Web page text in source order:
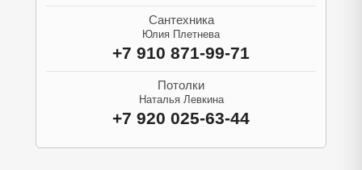
Сантехника
Юлия Плетнева
+7 910 871-99-71
Потолки
Наталья Левкина
+7 920 025-63-44